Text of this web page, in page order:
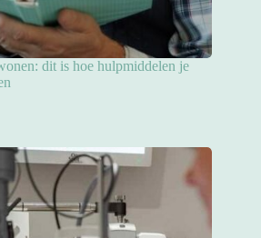
dit is hoe hulpmiddelen je